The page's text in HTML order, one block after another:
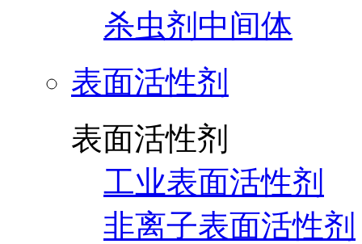
杀虫剂中间体
表面活性剂
表面活性剂
工业表面活性剂
非离子表面活性剂